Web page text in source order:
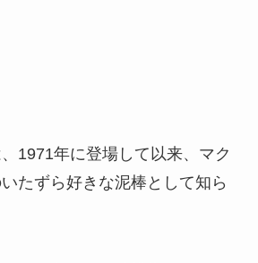
1971年に登場して以来、マク
たずら好きな泥棒として知ら